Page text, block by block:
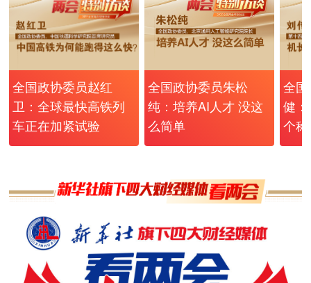
全国政协委员赵红
卫：全球最快高铁列
车正在加紧试验
全国政协委员朱松
纯：培养AI人才 没这
么简单
全国
健：
个称